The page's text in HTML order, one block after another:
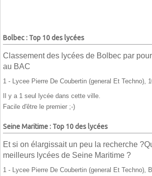
Bolbec : Top 10 des lycées
Classement des lycées de Bolbec par
au BAC
1 - Lycee Pierre De Coubertin (general Et Techno),
Il y a 1 seul lycée dans cette ville.
Facile d'être le premier ;-)
Seine Maritime : Top 10 des lycées
Et si on élargissait un peu la recherche
meilleurs lycées de Seine Maritime ?
1 - Lycee Pierre De Coubertin (general Et Techno),